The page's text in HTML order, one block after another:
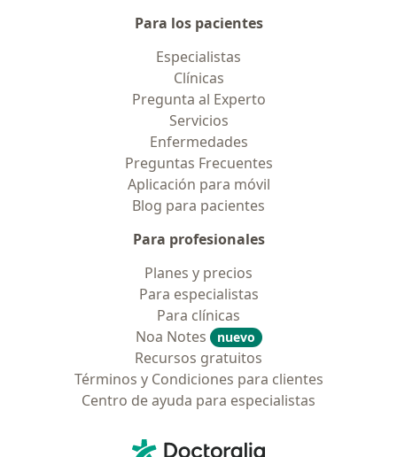
Para los pacientes
Especialistas
Clínicas
Pregunta al Experto
Servicios
Enfermedades
Preguntas Frecuentes
Aplicación para móvil
Blog para pacientes
Para profesionales
Planes y precios
Para especialistas
Para clínicas
Noa Notes
nuevo
Recursos gratuitos
Términos y Condiciones para clientes
Centro de ayuda para especialistas
Doctoralia - Página de inicio